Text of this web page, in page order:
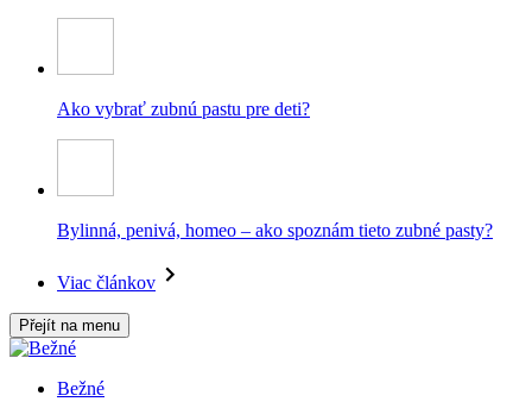
Ako vybrať zubnú pastu pre deti?
Bylinná, penivá, homeo – ako spoznám tieto zubné pasty?
Viac článkov
Přejít na menu
Bežné